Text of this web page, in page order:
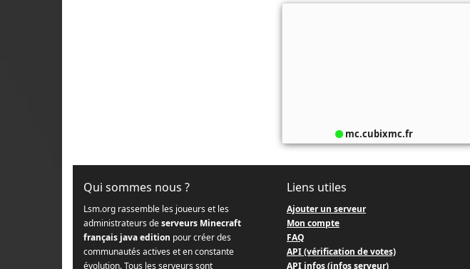
mc.cubixmc.fr
Qui sommes nous ?
Lsm.org rassemble les joueurs et les
administrateurs deserveurs Minecraft
français java edition pour créer des
communautés actives et en constante
évolution. Tous les serveurs sont
Liens utiles
Ajouter un serveur
Mon compte
FAQ
API (vérification de votes)
API infos (infos serveur)